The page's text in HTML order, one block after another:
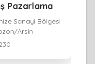
Pazarlama
Sanayi Bölgesi
Arsin